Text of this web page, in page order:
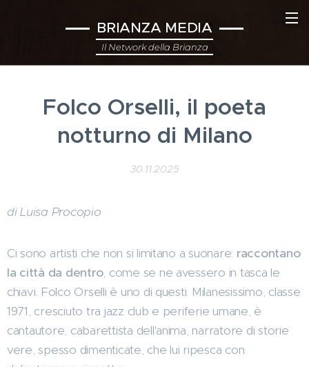
BRIANZA MEDIA
Il Network della Brianza
Folco Orselli, il poeta
notturno di Milano
30.11.2025
di Luisa Procopio
Ci sono artisti che non si limitano a suonare: raccontano
la città da dentro, come se ne avessero in tasca le
chiavi. Folco Orselli è uno di questi. Milanesissimo, classe
1971, cresciuto tra jazz club e periferie umane, è
cantautore, cabarettista dell'anima, narratore di storie
vere, spesso dimenticate, che lui ripesca con